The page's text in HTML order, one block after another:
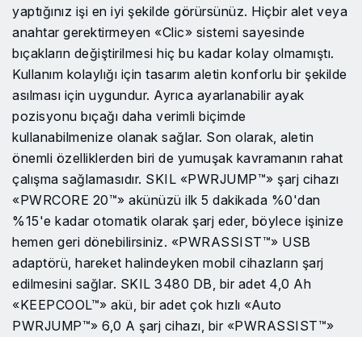
yaptığınız işi en iyi şekilde görürsünüz. Hiçbir alet veya
anahtar gerektirmeyen «Clic» sistemi sayesinde
bıçakların değiştirilmesi hiç bu kadar kolay olmamıştı.
Kullanım kolaylığı için tasarım aletin konforlu bir şekilde
asılması için uygundur. Ayrıca ayarlanabilir ayak
pozisyonu bıçağı daha verimli biçimde
kullanabilmenize olanak sağlar. Son olarak, aletin
önemli özelliklerden biri de yumuşak kavramanın rahat
çalışma sağlamasıdır. SKIL «PWRJUMP™» şarj cihazı
«PWRCORE 20™» akünüzü ilk 5 dakikada %0'dan
%15'e kadar otomatik olarak şarj eder, böylece işinize
hemen geri dönebilirsiniz. «PWRASSIST™» USB
adaptörü, hareket halindeyken mobil cihazların şarj
edilmesini sağlar. SKIL 3480 DB, bir adet 4,0 Ah
«KEEPCOOL™» akü, bir adet çok hızlı «Auto
PWRJUMP™» 6,0 A şarj cihazı, bir «PWRASSIST™»